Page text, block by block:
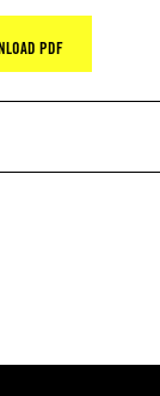
PDF